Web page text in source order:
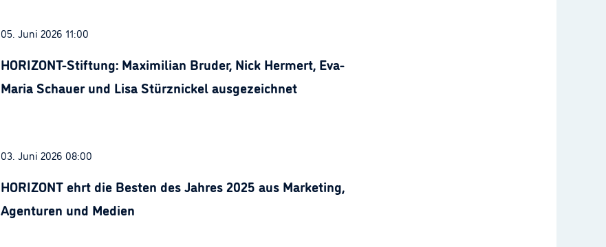
05. Juni 2026 11:00
HORIZONT-Stiftung: Maximilian Bruder, Nick Hermert, Eva-
Maria Schauer und Lisa Stürznickel ausgezeichnet
03. Juni 2026 08:00
HORIZONT ehrt die Besten des Jahres 2025 aus Marketing,
Agenturen und Medien